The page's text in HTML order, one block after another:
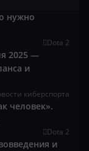
нужно
Dota 2
2025 —
и
киберспорта
человек».
Dota 2
и